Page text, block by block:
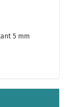
5 mm